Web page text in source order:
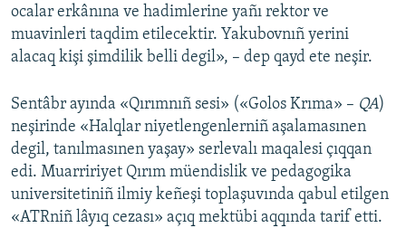
ocalar erkânına ve hadimlerine yañı rektor ve
muavinleri taqdim etilecektir. Yakubovnıñ yerini
alacaq kişi şimdilik belli degil», – dep qayd ete neşir.
Sentâbr ayında «Qırımnıñ sesi» («Golos Krıma» – QA)
neşirinde «Halqlar niyetlengenlerniñ aşalamasınen
degil, tanılmasınen yaşay» serlevalı maqalesi çıqqan
edi. Muarririyet Qırım müendislik ve pedagogika
universitetiniñ ilmiy keñeşi toplaşuvında qabul etilgen
«ATRniñ lâyıq cezası» açıq mektübi aqqında tarif etti.